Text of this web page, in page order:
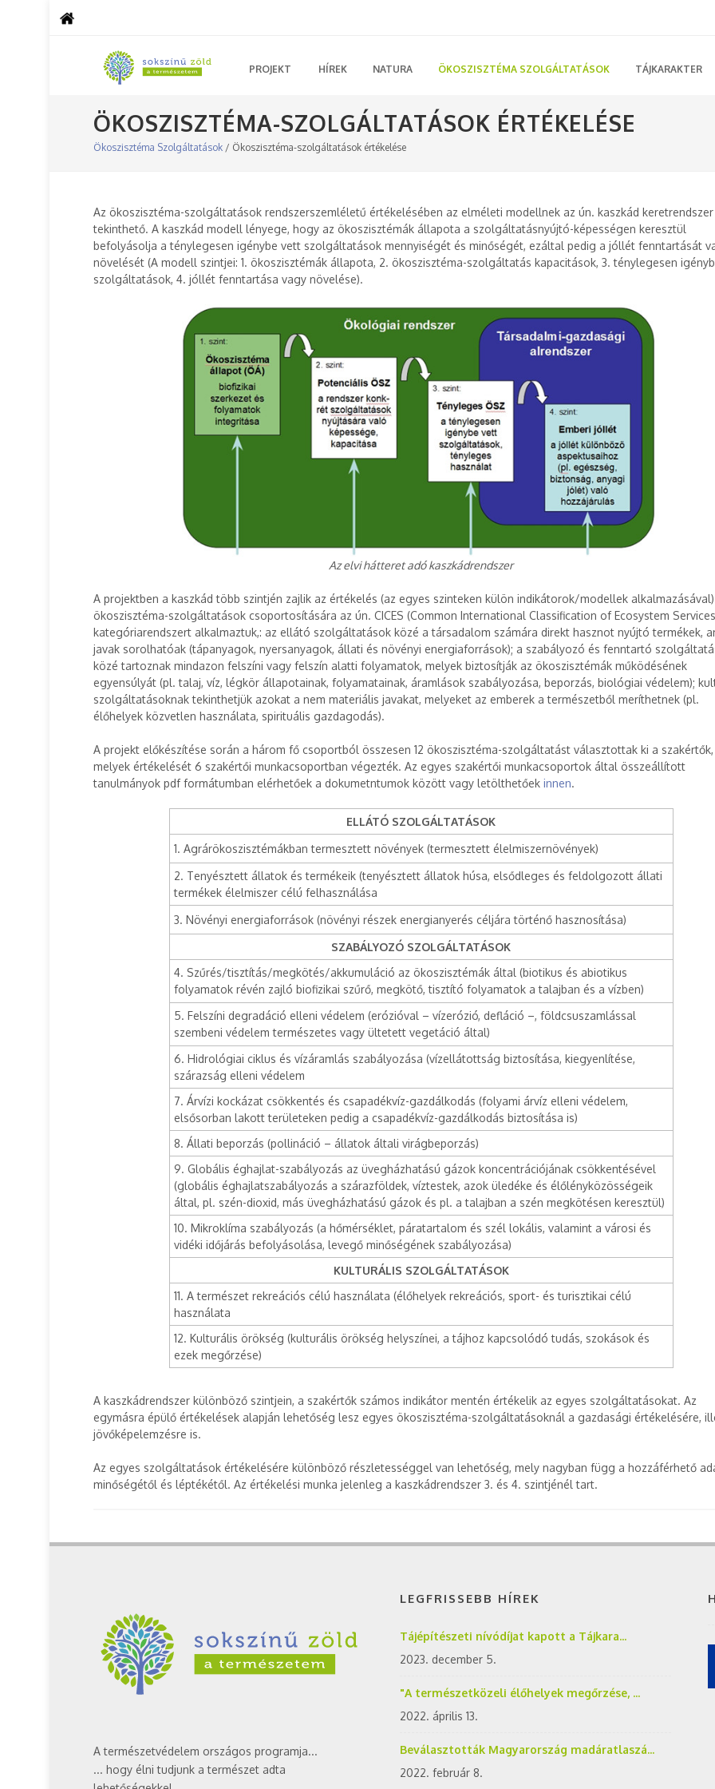
PROJEKT HÍREK NATURA ÖKOSZISZTÉMA SZOLGÁLTATÁSOK TÁJKARAKTER
ÖKOSZISZTÉMA-SZOLGÁLTATÁSOK ÉRTÉKELÉSE
Ökoszisztéma Szolgáltatások / Ökoszisztéma-szolgáltatások értékelése
Az ökoszisztéma-szolgáltatások rendszerszemléletű értékelésében az elméleti modellnek az ún. kaszkád keretrendszer
tekinthető. A kaszkád modell lényege, hogy az ökoszisztémák állapota a szolgáltatásnyújtó-képességen keresztül
befolyásolja a ténylegesen igénybe vett szolgáltatások mennyiségét és minőségét, ezáltal pedig a jóllét fenntartását
növelését (A modell szintjei: 1. ökoszisztémák állapota, 2. ökoszisztéma-szolgáltatás kapacitások, 3. ténylegesen
szolgáltatások, 4. jóllét fenntartása vagy növelése).
Az elvi hátteret adó kaszkádrendszer
A projektben a kaszkád több szintjén zajlik az értékelés (az egyes szinteken külön indikátorok/modellek
ökoszisztéma-szolgáltatások csoportosítására az ún. CICES (Common International Classification of Ecosystem
kategóriarendszert alkalmaztuk,: az ellátó szolgáltatások közé a társadalom számára direkt hasznot nyújtó termékek,
javak sorolhatóak (tápanyagok, nyersanyagok, állati és növényi energiaforrások); a szabályozó és fenntartó
közé tartoznak mindazon felszíni vagy felszín alatti folyamatok, melyek biztosítják az ökoszisztémák működésének
egyensúlyát (pl. talaj, víz, légkör állapotainak, folyamatainak, áramlások szabályozása, beporzás, biológiai védelem);
szolgáltatásoknak tekinthetjük azokat a nem materiális javakat, melyeket az emberek a természetből meríthetnek (pl.
élőhelyek közvetlen használata, spirituális gazdagodás).
A projekt előkészítése során a három fő csoportból összesen 12 ökoszisztéma-szolgáltatást választottak ki a szakértők,
melyek értékelését 6 szakértői munkacsoportban végezték. Az egyes szakértői munkacsoportok által összeállított
tanulmányok pdf formátumban elérhetőek a dokumetntumok között vagy letölthetőek innen.
ELLÁTÓ SZOLGÁLTATÁSOK
1. Agrárökoszisztémákban termesztett növények (termesztett élelmiszernövények)
2. Tenyésztett állatok és termékeik (tenyésztett állatok húsa, elsődleges és feldolgozott állati
termékek élelmiszer célú felhasználása
3. Növényi energiaforrások (növényi részek energianyerés céljára történő hasznosítása)
SZABÁLYOZÓ SZOLGÁLTATÁSOK
4. Szűrés/tisztítás/megkötés/akkumuláció az ökoszisztémák által (biotikus és abiotikus
folyamatok révén zajló biofizikai szűrő, megkötő, tisztító folyamatok a talajban és a vízben)
5. Felszíni degradáció elleni védelem (erózióval – vízerózió, defláció –, földcsuszamlással
szembeni védelem természetes vagy ültetett vegetáció által)
6. Hidrológiai ciklus és vízáramlás szabályozása (vízellátottság biztosítása, kiegyenlítése,
szárazság elleni védelem
7. Árvízi kockázat csökkentés és csapadékvíz-gazdálkodás (folyami árvíz elleni védelem,
elsősorban lakott területeken pedig a csapadékvíz-gazdálkodás biztosítása is)
8. Állati beporzás (pollináció – állatok általi virágbeporzás)
9. Globális éghajlat-szabályozás az üvegházhatású gázok koncentrációjának csökkentésével
(globális éghajlatszabályozás a szárazföldek, víztestek, azok üledéke és élőlényközösségeik
által, pl. szén-dioxid, más üvegházhatású gázok és pl. a talajban a szén megkötésen keresztül)
10. Mikroklíma szabályozás (a hőmérséklet, páratartalom és szél lokális, valamint a városi és
vidéki időjárás befolyásolása, levegő minőségének szabályozása)
KULTURÁLIS SZOLGÁLTATÁSOK
11. A természet rekreációs célú használata (élőhelyek rekreációs, sport- és turisztikai célú
használata
12. Kulturális örökség (kulturális örökség helyszínei, a tájhoz kapcsolódó tudás, szokások és
ezek megőrzése)
A kaszkádrendszer különböző szintjein, a szakértők számos indikátor mentén értékelik az egyes szolgáltatásokat. Az
egymásra épülő értékelések alapján lehetőség lesz egyes ökoszisztéma-szolgáltatásoknál a gazdasági értékelésére,
jövőképelemzésre is.
Az egyes szolgáltatások értékelésére különböző részletességgel van lehetőség, mely nagyban függ a hozzáférhető
minőségétől és léptékétől. Az értékelési munka jelenleg a kaszkádrendszer 3. és 4. szintjénél tart.
A természetvédelem országos programja...
... hogy élni tudjunk a természet adta
LEGFRISSEBB HÍREK
Tájépítészeti nívódíjat kapott a Tájkara...
2023. december 5.
"A természetközeli élőhelyek megőrzése, ...
2022. április 13.
Beválasztották Magyarország madáratlaszá...
2022. február 8.